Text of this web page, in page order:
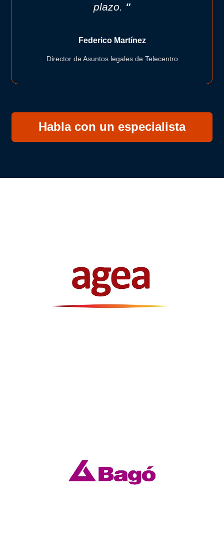
plazo. "
Federico Martínez
Director de Asuntos legales de Telecentro
Habla con un especialista